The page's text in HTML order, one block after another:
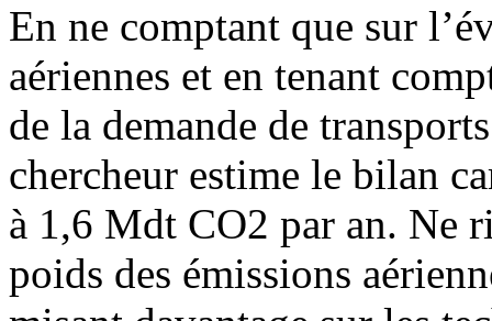
En ne comptant que sur
aériennes et en tenant
de la demande de
chercheur estime le bilan
à 1,6 Mdt CO2 par an. Ne
poids des émissions